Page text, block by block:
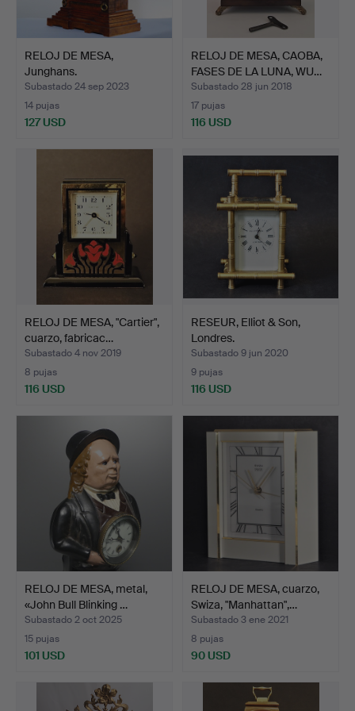
RELOJ DE MESA,
Junghans.
Subastado 24 sep 2023
14 pujas
127 USD
RELOJ DE MESA, CAOBA,
FASES DE LA LUNA, WU…
Subastado 28 jun 2018
17 pujas
116 USD
RELOJ DE MESA, "Cartier",
cuarzo, fabricac…
Subastado 4 nov 2019
8 pujas
116 USD
RESEUR, Elliot & Son,
Londres.
Subastado 9 jun 2020
9 pujas
116 USD
RELOJ DE MESA, metal,
«John Bull Blinking …
Subastado 2 oct 2025
15 pujas
101 USD
RELOJ DE MESA, cuarzo,
Swiza, "Manhattan",…
Subastado 3 ene 2021
8 pujas
90 USD